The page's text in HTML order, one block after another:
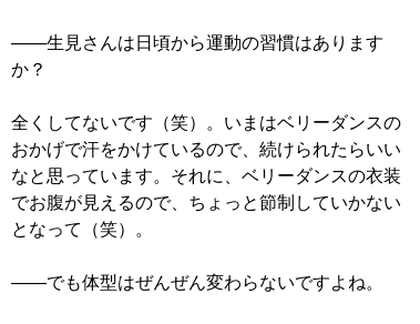
――生見さんは日頃から運動の習慣はあります
か？
全くしてないです（笑）。いまはベリーダンスの
おかげで汗をかけているので、続けられたらいい
なと思っています。それに、ベリーダンスの衣装
でお腹が見えるので、ちょっと節制していかない
となって（笑）。
――でも体型はぜんぜん変わらないですよね。